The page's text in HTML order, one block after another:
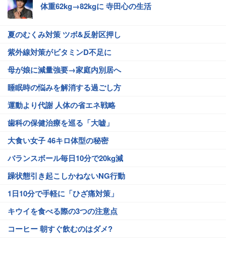
体重62kg→82kgに 寺田心の生活
夏のむくみ対策 ツボ&反射区押し
紫外線対策がビタミンD不足に
母が娘に減量強要→家庭内別居へ
睡眠時の悩みを解消する過ごし方
運動より代謝 人体の省エネ戦略
歯科の保健治療を巡る「大嘘」
大食い女子 46キロ体型の秘密
バランスボール毎日10分で20kg減
躁状態引き起こしかねないNG行動
1日10分で手軽に「ひざ痛対策」
キウイを食べる際の3つの注意点
コーヒー 朝すぐ飲むのはダメ?